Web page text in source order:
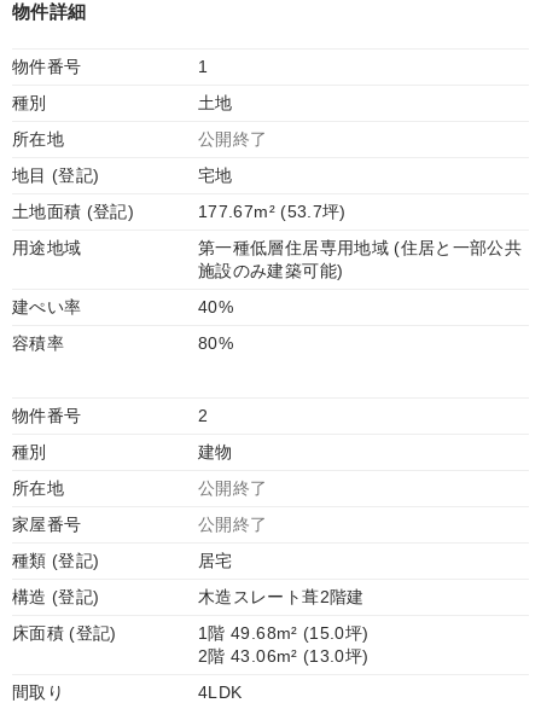
物件詳細
物件番号
1
種別
土地
所在地
公開終了
地目 (登記)
宅地
土地面積 (登記)
177.67m² (53.7坪)
用途地域
第一種低層住居専用地域 (住居と一部公共
施設のみ建築可能)
建ぺい率
40%
容積率
80%
物件番号
2
種別
建物
所在地
公開終了
家屋番号
公開終了
種類 (登記)
居宅
構造 (登記)
木造スレート葺2階建
床面積 (登記)
1階 49.68m² (15.0坪)
2階 43.06m² (13.0坪)
間取り
4LDK